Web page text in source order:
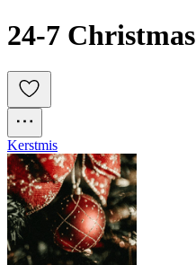
24-7 Christmas
Kerstmis